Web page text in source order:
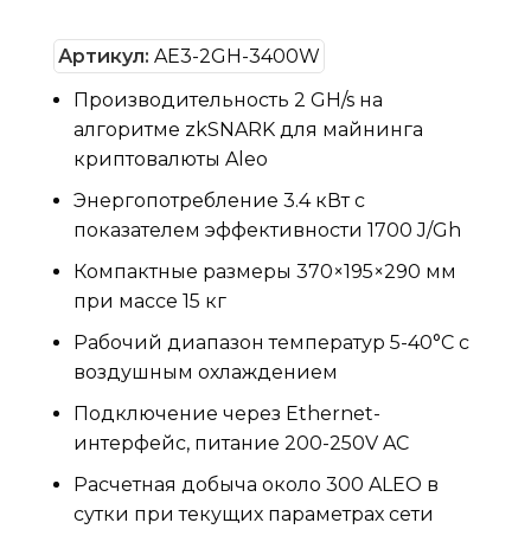
Артикул: AE3-2GH-3400W
Производительность 2 GH/s на
алгоритме zkSNARK для майнинга
криптовалюты Aleo
Энергопотребление 3.4 кВт с
показателем эффективности 1700 J/Gh
Компактные размеры 370×195×290 мм
при массе 15 кг
Рабочий диапазон температур 5-40°C с
воздушным охлаждением
Подключение через Ethernet-
интерфейс, питание 200-250V AC
Расчетная добыча около 300 ALEO в
сутки при текущих параметрах сети